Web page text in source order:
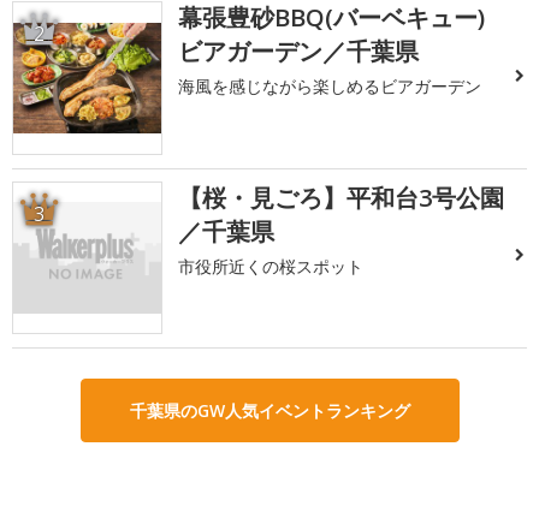
2
幕張豊砂BBQ(バーベキュー)
ビアガーデン／千葉県
海風を感じながら楽しめるビアガーデン
3
【桜・見ごろ】平和台3号公園
／千葉県
市役所近くの桜スポット
千葉県のGW人気イベントランキング